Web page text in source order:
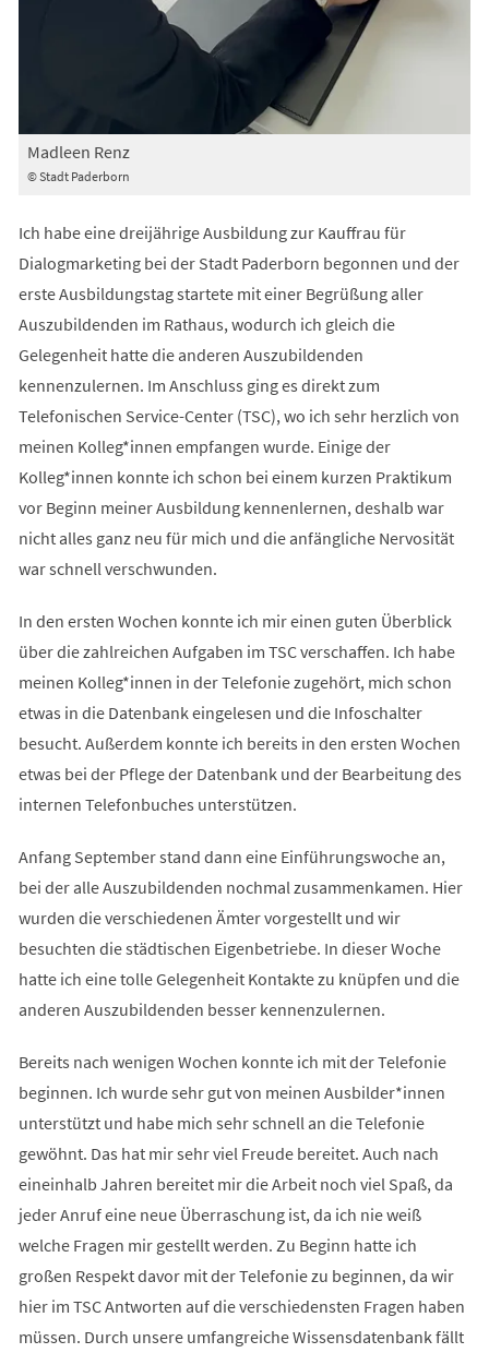
© Stadt Paderborn
Madleen Renz
Ich habe eine dreijährige Ausbildung zur Kauffrau für
Dialogmarketing bei der Stadt Paderborn begonnen und der
erste Ausbildungstag startete mit einer Begrüßung aller
Auszubildenden im Rathaus, wodurch ich gleich die
Gelegenheit hatte die anderen Auszubildenden
kennenzulernen. Im Anschluss ging es direkt zum
Telefonischen Service-Center (TSC), wo ich sehr herzlich von
meinen Kolleg*innen empfangen wurde. Einige der
Kolleg*innen konnte ich schon bei einem kurzen Praktikum
vor Beginn meiner Ausbildung kennenlernen, deshalb war
nicht alles ganz neu für mich und die anfängliche Nervosität
war schnell verschwunden.
In den ersten Wochen konnte ich mir einen guten Überblick
über die zahlreichen Aufgaben im TSC verschaffen. Ich habe
meinen Kolleg*innen in der Telefonie zugehört, mich schon
etwas in die Datenbank eingelesen und die Infoschalter
besucht. Außerdem konnte ich bereits in den ersten Wochen
etwas bei der Pflege der Datenbank und der Bearbeitung des
internen Telefonbuches unterstützen.
Anfang September stand dann eine Einführungswoche an,
bei der alle Auszubildenden nochmal zusammenkamen. Hier
wurden die verschiedenen Ämter vorgestellt und wir
besuchten die städtischen Eigenbetriebe. In dieser Woche
hatte ich eine tolle Gelegenheit Kontakte zu knüpfen und die
anderen Auszubildenden besser kennenzulernen.
Bereits nach wenigen Wochen konnte ich mit der Telefonie
beginnen. Ich wurde sehr gut von meinen Ausbilder*innen
unterstützt und habe mich sehr schnell an die Telefonie
gewöhnt. Das hat mir sehr viel Freude bereitet. Auch nach
eineinhalb Jahren bereitet mir die Arbeit noch viel Spaß, da
jeder Anruf eine neue Überraschung ist, da ich nie weiß
welche Fragen mir gestellt werden. Zu Beginn hatte ich
großen Respekt davor mit der Telefonie zu beginnen, da wir
hier im TSC Antworten auf die verschiedensten Fragen haben
müssen. Durch unsere umfangreiche Wissensdatenbank fällt